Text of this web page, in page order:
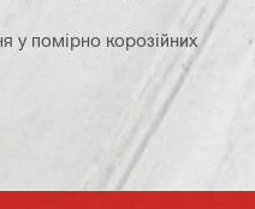
у помірно корозійних